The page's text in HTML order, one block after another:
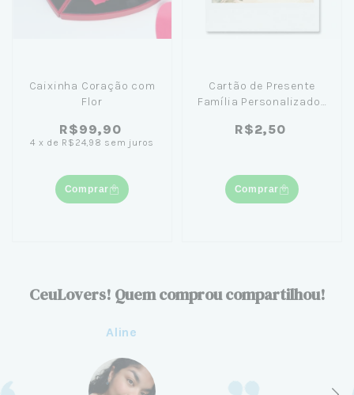
Caixinha Coração com
Flor
R$99,90
4 x de R$24,98 sem juros
Comprar
Cartão de Presente
Família Personalizado |
R$2,50
Comprar
CeuLovers! Quem comprou compartilhou!